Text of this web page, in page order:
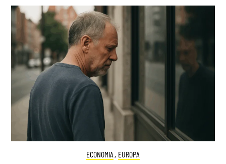
ECONOMIA , EUROPA